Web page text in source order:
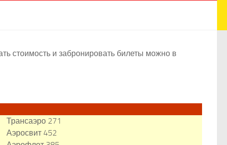
стоимость и забронировать билеты можно в
Трансаэро 271
Аэросвит 452